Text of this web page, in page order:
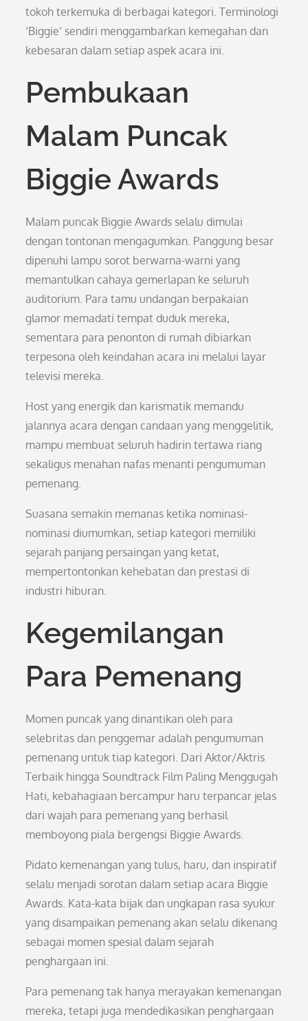
tokoh terkemuka di berbagai kategori. Terminologi
‘Biggie’ sendiri menggambarkan kemegahan dan
kebesaran dalam setiap aspek acara ini.
Pembukaan
Malam Puncak
Biggie Awards
Malam puncak Biggie Awards selalu dimulai
dengan tontonan mengagumkan. Panggung besar
dipenuhi lampu sorot berwarna-warni yang
memantulkan cahaya gemerlapan ke seluruh
auditorium. Para tamu undangan berpakaian
glamor memadati tempat duduk mereka,
sementara para penonton di rumah dibiarkan
terpesona oleh keindahan acara ini melalui layar
televisi mereka.
Host yang energik dan karismatik memandu
jalannya acara dengan candaan yang menggelitik,
mampu membuat seluruh hadirin tertawa riang
sekaligus menahan nafas menanti pengumuman
pemenang.
Suasana semakin memanas ketika nominasi-
nominasi diumumkan, setiap kategori memiliki
sejarah panjang persaingan yang ketat,
mempertontonkan kehebatan dan prestasi di
industri hiburan.
Kegemilangan
Para Pemenang
Momen puncak yang dinantikan oleh para
selebritas dan penggemar adalah pengumuman
pemenang untuk tiap kategori. Dari Aktor/Aktris
Terbaik hingga Soundtrack Film Paling Menggugah
Hati, kebahagiaan bercampur haru terpancar jelas
dari wajah para pemenang yang berhasil
memboyong piala bergengsi Biggie Awards.
Pidato kemenangan yang tulus, haru, dan inspiratif
selalu menjadi sorotan dalam setiap acara Biggie
Awards. Kata-kata bijak dan ungkapan rasa syukur
yang disampaikan pemenang akan selalu dikenang
sebagai momen spesial dalam sejarah
penghargaan ini.
Para pemenang tak hanya merayakan kemenangan
mereka, tetapi juga mendedikasikan penghargaan